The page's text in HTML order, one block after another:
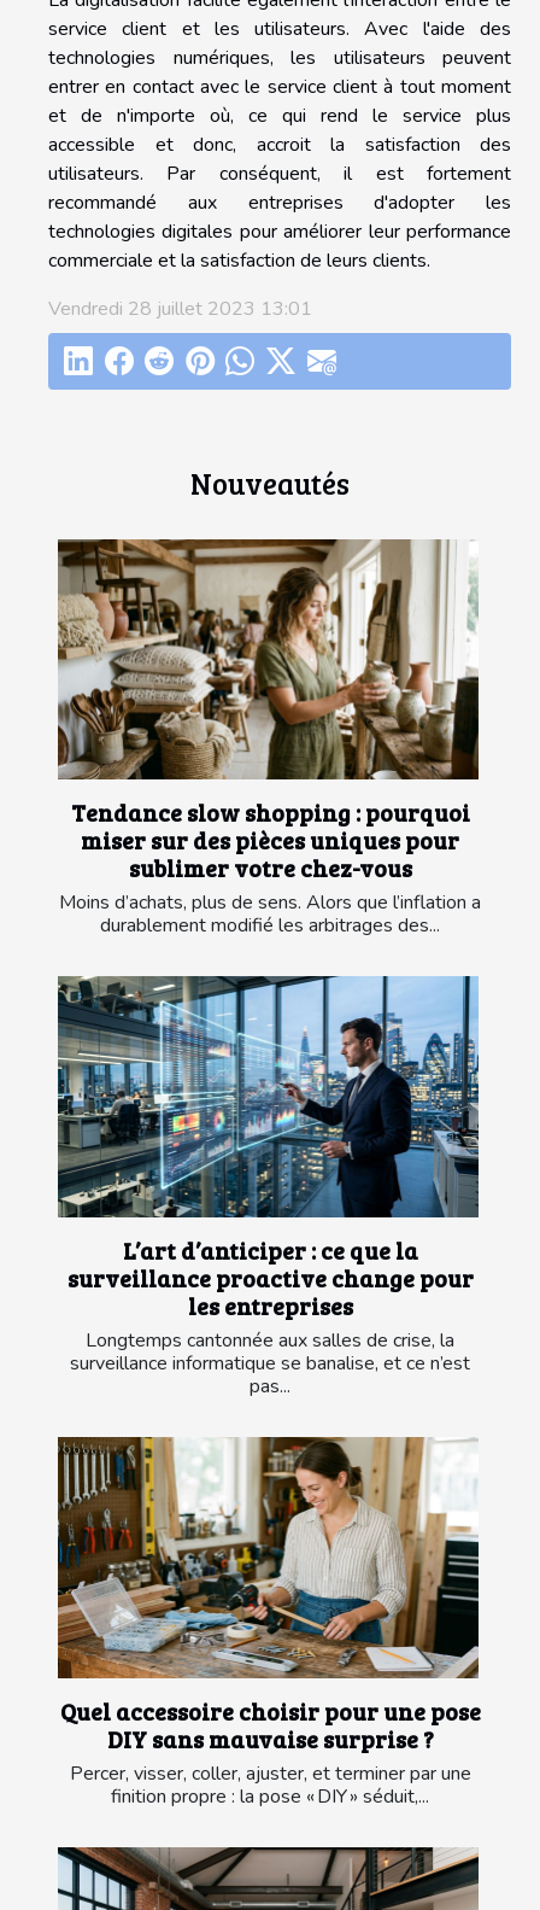
Nouveautés
Tendance slow shopping : pourquoi
miser sur des pièces uniques pour
sublimer votre chez-vous
Moins d’achats, plus de sens. Alors que l’inflation a
durablement modifié les arbitrages des...
L’art d’anticiper : ce que la
surveillance proactive change pour
les entreprises
Longtemps cantonnée aux salles de crise, la
surveillance informatique se banalise, et ce n’est
pas...
Quel accessoire choisir pour une pose
DIY sans mauvaise surprise ?
Percer, visser, coller, ajuster, et terminer par une
finition propre : la pose « DIY » séduit,...
service client et les utilisateurs. Avec l'aide des
technologies numériques, les utilisateurs peuvent
entrer en contact avec le service client à tout moment
et de n'importe où, ce qui rend le service plus
accessible et donc, accroit la satisfaction des
utilisateurs. Par conséquent, il est fortement
recommandé aux entreprises d'adopter les
technologies digitales pour améliorer leur performance
commerciale et la satisfaction de leurs clients.
Vendredi 28 juillet 2023 13:01